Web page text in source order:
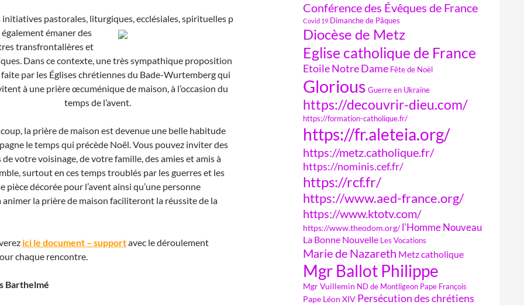
initiatives pastorales, liturgiques, ecclésiales, spirituelles p
émaner des
transfrontalières et
Dans ce contexte, une très sympathique proposition
par les Églises chrétiennes du Bade-Wurtemberg qui
à une prière œcuménique de maison, à l’occasion du
temps de l’avent.
la prière de maison est devenue une belle habitude
le temps qui précède Noël. Vous pouvez inviter des
de votre voisinage, de votre famille, des amies et amis à
surtout en ces temps troublés par les guerres et les
pièce décorée pour l’avent ainsi qu’une personne
animer la prière de maison faciliteront la réussite de la
ici le document – supportavec le déroulement
chaque rencontre.
Barthelmé
Conférence des Évêques de France
Covid 19 Dimanche de Pâques
Diocèse de Metz
Eglise catholique de France
Etoile Notre Dame Fête de Noël
Glorious Guerre en Ukraine
https://decouvrir-dieu.com/
https://formation-catholique.fr/
https://fr.aleteia.org/
https://metz.catholique.fr/
https://nominis.cef.fr/
https://rcf.fr/
https://www.aed-france.org/
https://www.ktotv.com/
https://www.theodom.org/ l'Homme Nouveau
La Bonne Nouvelle Les Vocations
Marie de Nazareth Metz catholique
Mgr Ballot Philippe
Mgr Vuillemin ND de Montligeon Pape François
Pape Léon XIV Persécution des chrétiens